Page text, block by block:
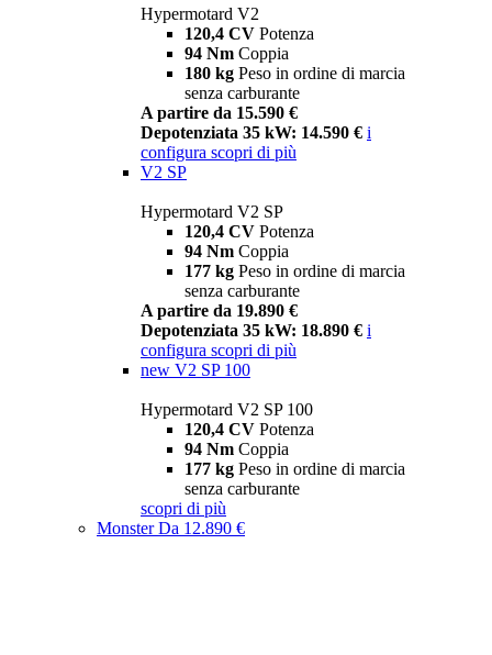
Hypermotard V2
120,4 CV Potenza
94 Nm Coppia
180 kg Peso in ordine di marcia
senza carburante
A partire da 15.590 €
Depotenziata 35 kW: 14.590 € i
configura scopri di più
V2 SP
Hypermotard V2 SP
120,4 CV Potenza
94 Nm Coppia
177 kg Peso in ordine di marcia
senza carburante
A partire da 19.890 €
Depotenziata 35 kW: 18.890 € i
configura scopri di più
new V2 SP 100
Hypermotard V2 SP 100
120,4 CV Potenza
94 Nm Coppia
177 kg Peso in ordine di marcia
senza carburante
scopri di più
MonsterDa 12.890 €